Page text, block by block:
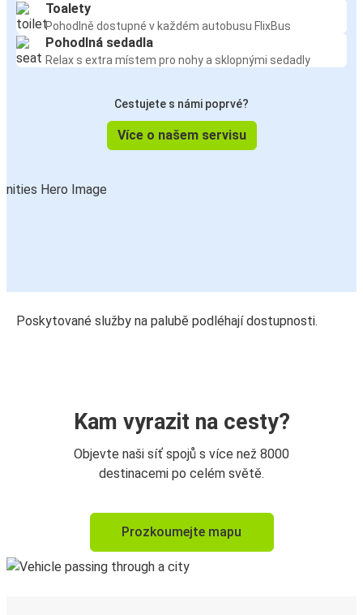
Toalety
Pohodlně dostupné v každém autobusu FlixBus
Pohodlná sedadla
Relax s extra místem pro nohy a sklopnými sedadly
Cestujete s námi poprvé?
Více o našem servisu
Poskytované služby na palubě podléhají dostupnosti.
Kam vyrazit na cesty?
Objevte naši síť spojů s více než 8000
destinacemi po celém světě.
Prozkoumejte mapu